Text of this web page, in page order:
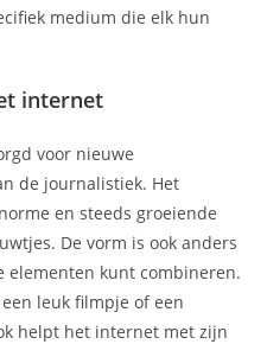
medium die elk hun
internet
voor nieuwe
de journalistiek. Het
en steeds groeiende
De vorm is ook anders
elementen kunt combineren.
leuk filmpje of een
helpt het internet met zijn